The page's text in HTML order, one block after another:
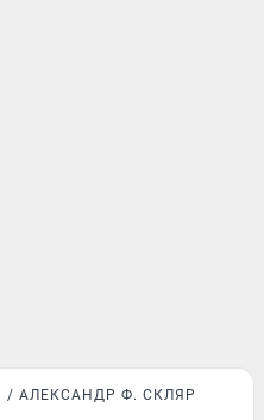
АЛЕКСАНДР Ф. СКЛЯР